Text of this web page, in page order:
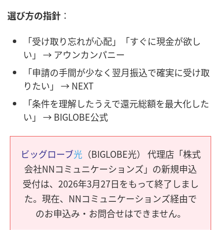
選び方の指針 ：
「受け取り忘れが心配」「すぐに現金が欲し
い」 → アウンカンパニー
「申請の手間が少なく翌月振込で確実に受け取
りたい」 → NEXT
「条件を理解したうえで還元総額を最大化した
い」 → BIGLOBE公式
ビッグローブ光（BIGLOBE光） 代理店「株式
会社NNコミュニケーションズ」の新規申込
受付は、2026年3月27日をもって終了しまし
た。現在、NNコミュニケーションズ経由で
のお申込み・お問合せはできません。